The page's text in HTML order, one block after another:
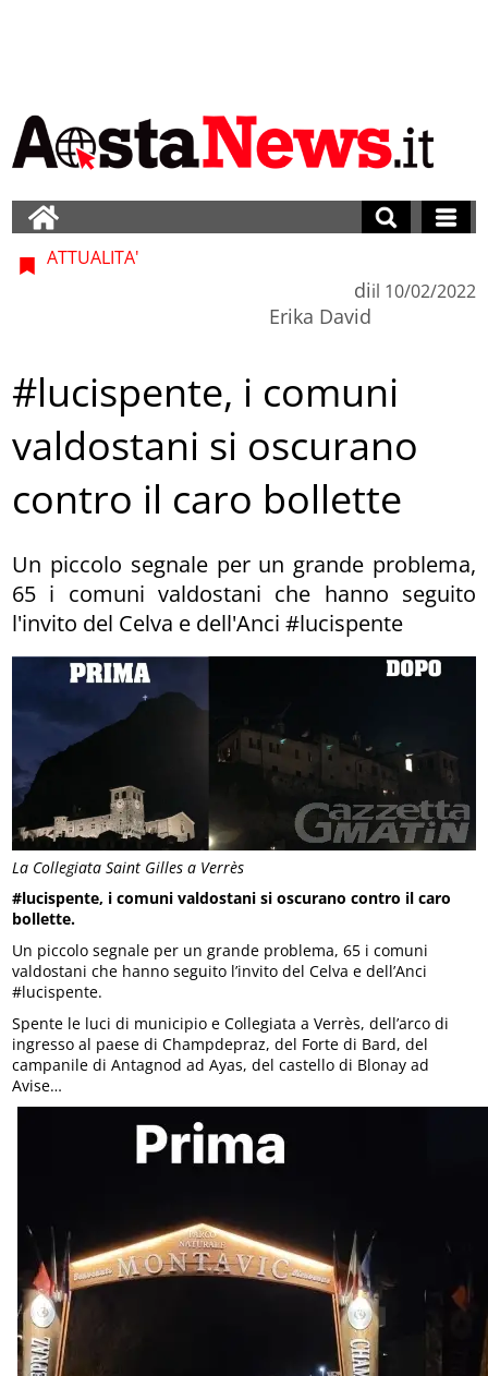
La Collegiata Saint Gilles a Verrès
ATTUALITA'
di
Erika David
il 10/02/2022
#lucispente, i comuni
valdostani si oscurano
contro il caro bollette
Un piccolo segnale per un grande problema,
65 i comuni valdostani che hanno seguito
l'invito del Celva e dell'Anci #lucispente
#lucispente, i comuni valdostani si oscurano contro il caro
bollette.
Un piccolo segnale per un grande problema, 65 i comuni
valdostani che hanno seguito l’invito del Celva e dell’Anci
#lucispente.
Spente le luci di municipio e Collegiata a Verrès, dell’arco di
ingresso al paese di Champdepraz, del Forte di Bard, del
campanile di Antagnod ad Ayas, del castello di Blonay ad
Avise…